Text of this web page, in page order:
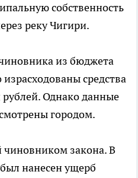
собственность
реку Чигири.
из бюджета
средства
Однако данные
городом.
закона. В
нанесен ущерб